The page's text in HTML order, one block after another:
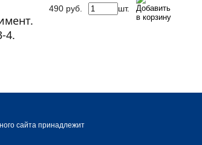
4.
490 руб. шт.
сайта принадлежит